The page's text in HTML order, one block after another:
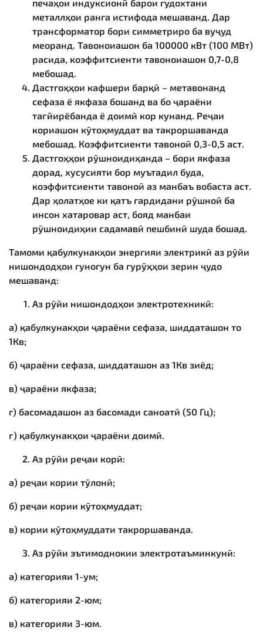
печаҳои индуксионӣ барои гудохтани
металлҳои ранга истифода мешаванд. Дар
трансформатор бори симметриро ба вуҷуд
меоранд. Тавоноиашон ба 100000 кВт (100 МВт)
расида, коэффитсиенти тавоноиашон 0,7-0,8
мебошад.
Дастгоҳҳои кафшери барқӣ – метавонанд
сефаза ё якфаза бошанд ва бо ҷараёни
тағйирёбанда ё доимӣ кор кунанд. Реҷаи
кориашон кӯтоҳмуддат ва такроршаванда
мебошад. Коэффитсиенти тавоноӣ 0,3-0,5 аст.
Дастгоҳҳои рӯшноидиҳанда – бори якфаза
дорад, хусусияти бор муътадил буда,
коэффитсиенти тавоноӣ аз манбаъ вобаста аст.
Дар ҳолатҳое ки қатъ гардидани рӯшноӣ ба
инсон хатаровар аст, бояд манбаи
рӯшноидиҳии садамавӣ пешбинӣ шуда бошад.
Тамоми қабулкунакҳои энергияи электрикӣ аз рӯйи
нишондодҳои гуногун ба гурӯҳҳои зерин ҷудо
мешаванд:
Аз рӯйи нишондодҳои электротехникӣ:
а) қабулкунакҳои ҷараёни сефаза, шиддаташон то
1Кв;
б) ҷараёни сефаза, шиддаташон аз 1Кв зиёд;
в) ҷараёни якфаза;
г) басомадашон аз басомади саноатӣ (50 Гц);
ғ) қабулкунакҳои ҷараёни доимӣ.
Аз рӯйи реҷаи корӣ:
а) реҷаи кории тӯлонӣ;
б) реҷаи кории кӯтоҳмуддат;
в) кории кӯтоҳмуддати такроршаванда.
Аз рӯйи эътимоднокии электротаъминкунӣ:
а) категорияи 1-ум;
б) категорияи 2-юм;
в) категорияи 3-юм.